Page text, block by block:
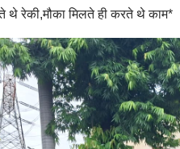
थे रेकी,मौका मिलते ही करते थे काम*